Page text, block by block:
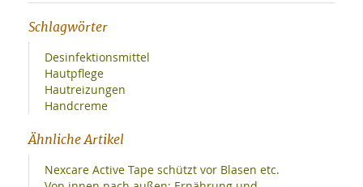
Schlagwörter
Desinfektionsmittel
Hautpflege
Hautreizungen
Handcreme
Ähnliche Artikel
Nexcare Active Tape schützt vor Blasen etc.